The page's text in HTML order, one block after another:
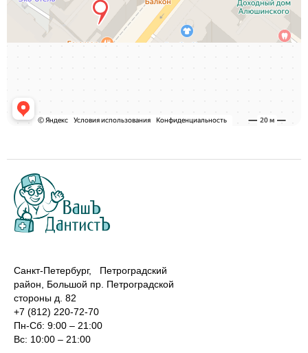
Санкт-Петербург, Петроградский
район, Большой пр. Петроградской
стороны д. 82
+7 (812) 220-72-70
Пн-Сб: 9:00 – 21:00
Вс: 10:00 – 21:00